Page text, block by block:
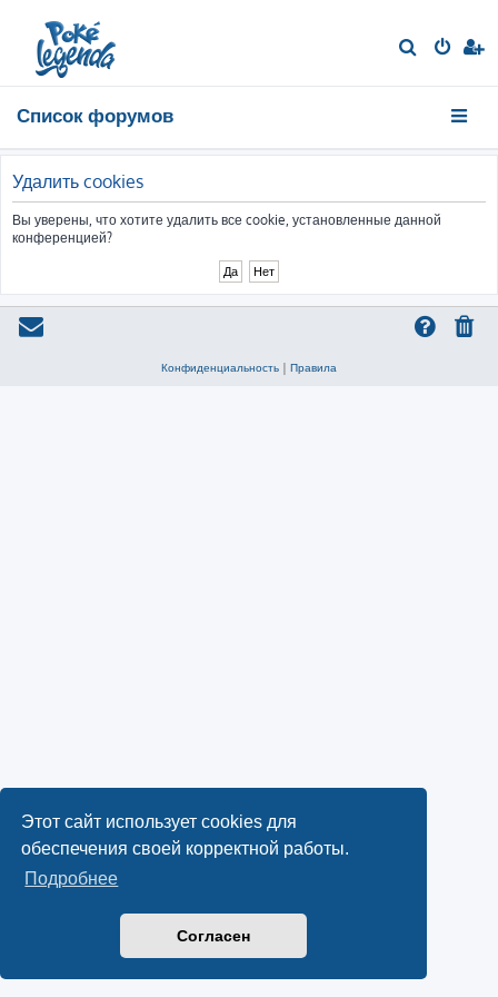
Этот сайт использует cookies для
обеспечения своей корректной работы.
Подробнее
Согласен
к
Список форумов
Удалить cookies
Вы уверены, что хотите удалить все cookie, установленные данной
конференцией?
Конфиденциальность | Правила